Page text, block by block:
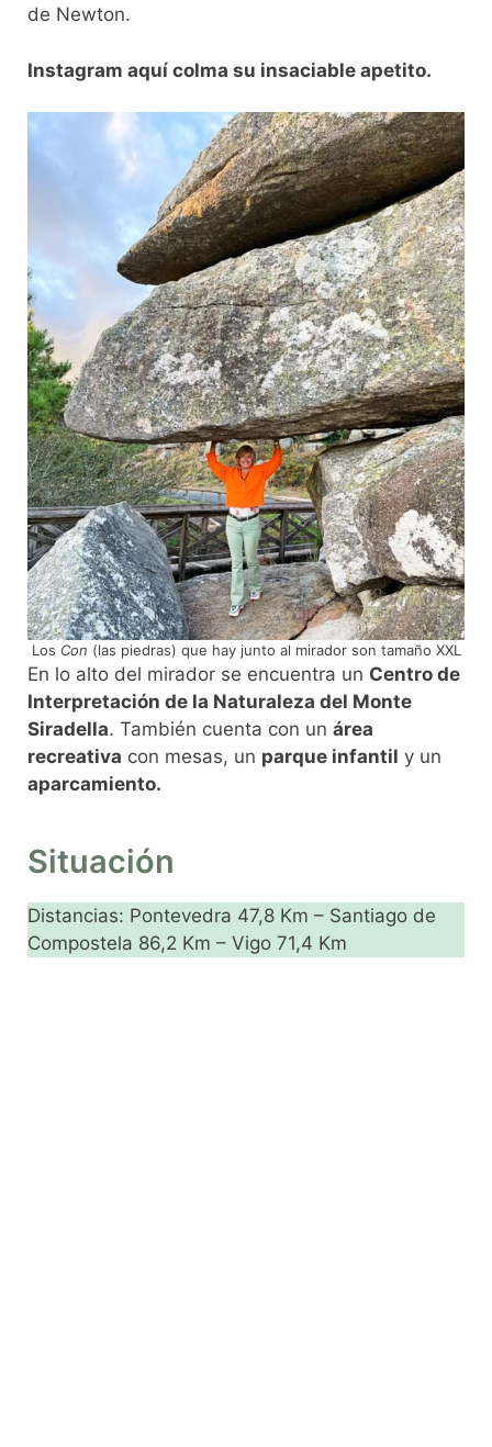
de Newton.
Instagram aquí colma su insaciable apetito.
Los Con (las piedras) que hay junto al mirador son tamaño XXL
En lo alto del mirador se encuentra un Centro de
Interpretación de la Naturaleza del Monte
Siradella. También cuenta con un área
recreativa con mesas, un parque infantil y un
aparcamiento.
Situación
Distancias: Pontevedra 47,8 Km – Santiago de
Compostela 86,2 Km – Vigo 71,4 Km